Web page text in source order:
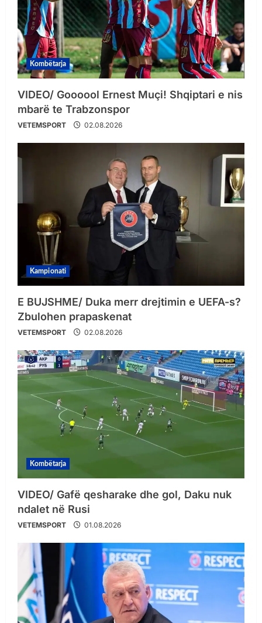
Kombëtarja
VIDEO/ Goooool Ernest Muçi! Shqiptari e nis
mbarë te Trabzonspor
VETEMSPORT 02.08.2026
Kampionati
E BUJSHME/ Duka merr drejtimin e UEFA-s?
Zbulohen prapaskenat
VETEMSPORT 02.08.2026
Kombëtarja
VIDEO/ Gafë qesharake dhe gol, Daku nuk
ndalet në Rusi
VETEMSPORT 01.08.2026